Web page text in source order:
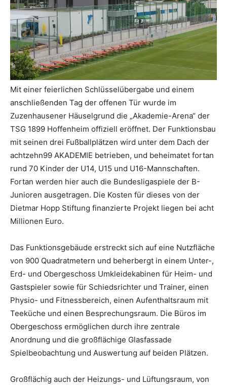
Mit einer feierlichen Schlüsselübergabe und einem
anschließenden Tag der offenen Tür wurde im
Zuzenhausener Häuselgrund die „Akademie-Arena“ der
TSG 1899 Hoffenheim offiziell eröffnet. Der Funktionsbau
mit seinen drei Fußballplätzen wird unter dem Dach der
achtzehn99 AKADEMIE betrieben, und beheimatet fortan
rund 70 Kinder der U14, U15 und U16-Mannschaften.
Fortan werden hier auch die Bundesligaspiele der B-
Junioren ausgetragen. Die Kosten für dieses von der
Dietmar Hopp Stiftung finanzierte Projekt liegen bei acht
Millionen Euro.
Das Funktionsgebäude erstreckt sich auf eine Nutzfläche
von 900 Quadratmetern und beherbergt in einem Unter-,
Erd- und Obergeschoss Umkleidekabinen für Heim- und
Gastspieler sowie für Schiedsrichter und Trainer, einen
Physio- und Fitnessbereich, einen Aufenthaltsraum mit
Teeküche und einen Besprechungsraum. Die Büros im
Obergeschoss ermöglichen durch ihre zentrale
Anordnung und die großflächige Glasfassade
Spielbeobachtung und Auswertung auf beiden Plätzen.
Großflächig auch der Heizungs- und Lüftungsraum, von